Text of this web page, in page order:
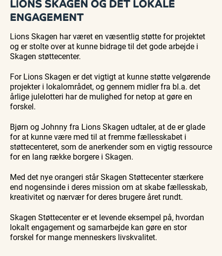
LIONS SKAGEN OG DET LOKALE
ENGAGEMENT
Lions Skagen har været en væsentlig støtte for projektet
og er stolte over at kunne bidrage til det gode arbejde i
Skagen støttecenter.
For Lions Skagen er det vigtigt at kunne støtte velgørende
projekter i lokalområdet, og gennem midler fra bl.a. det
årlige julelotteri har de mulighed for netop at gøre en
forskel.
Bjørn og Johnny fra Lions Skagen udtaler, at de er glade
for at kunne være med til at fremme fællesskabet i
støttecenteret, som de anerkender som en vigtig ressource
for en lang række borgere i Skagen.
Med det nye orangeri står Skagen Støttecenter stærkere
end nogensinde i deres mission om at skabe fællesskab,
kreativitet og nærvær for deres brugere året rundt.
Skagen Støttecenter er et levende eksempel på, hvordan
lokalt engagement og samarbejde kan gøre en stor
forskel for mange menneskers livskvalitet.